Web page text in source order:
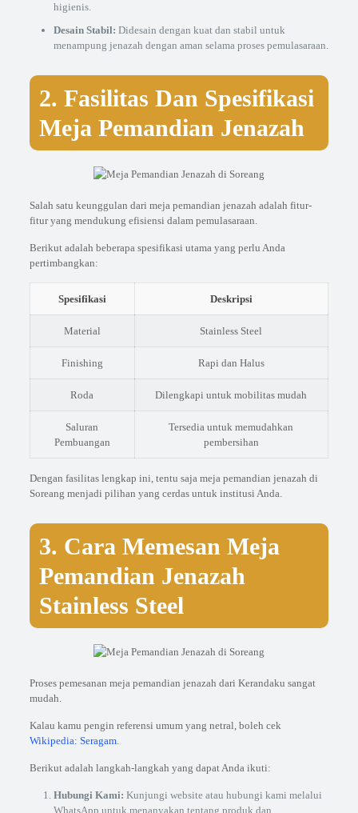
higienis.
Desain Stabil: Didesain dengan kuat dan stabil untuk
menampung jenazah dengan aman selama proses pemulasaraan.
2. Fasilitas Dan Spesifikasi
Meja Pemandian Jenazah
Salah satu keunggulan dari meja pemandian jenazah adalah fitur-
fitur yang mendukung efisiensi dalam pemulasaraan.
Berikut adalah beberapa spesifikasi utama yang perlu Anda
pertimbangkan:
Spesifikasi Deskripsi
Material Stainless Steel
Finishing Rapi dan Halus
Roda Dilengkapi untuk mobilitas mudah
Saluran
Pembuangan
Tersedia untuk memudahkan
pembersihan
Dengan fasilitas lengkap ini, tentu saja meja pemandian jenazah di
Soreang menjadi pilihan yang cerdas untuk institusi Anda.
3. Cara Memesan Meja
Pemandian Jenazah
Stainless Steel
Proses pemesanan meja pemandian jenazah dari Kerandaku sangat
mudah.
Kalau kamu pengin referensi umum yang netral, boleh cek
Wikipedia: Seragam.
Berikut adalah langkah-langkah yang dapat Anda ikuti:
Hubungi Kami: Kunjungi website atau hubungi kami melalui
WhatsApp untuk menanyakan tentang produk dan